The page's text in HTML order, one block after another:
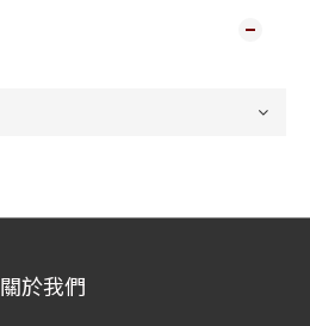
關於我們